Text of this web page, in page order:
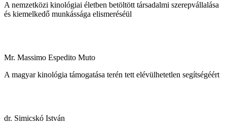
A nemzetközi kinológiai életben betöltött társadalmi szerepvállalása
és kiemelkedő munkássága elismeréséül
Mr. Massimo Espedito Muto
A magyar kinológia támogatása terén tett elévülhetetlen segítségéért
dr. Simicskó István